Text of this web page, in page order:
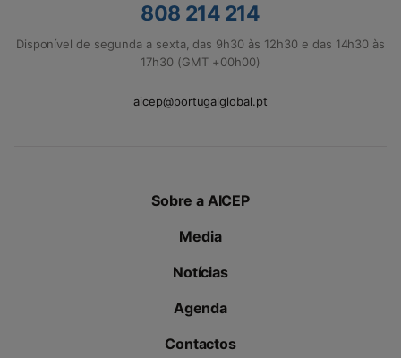
808 214 214
Disponível de segunda a sexta, das 9h30 às 12h30 e das 14h30 às
17h30 (GMT +00h00)
aicep@portugalglobal.pt
Sobre a AICEP
Media
Notícias
Agenda
Contactos